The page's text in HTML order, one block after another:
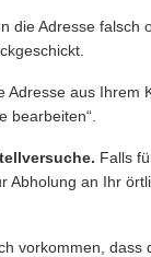
die Adresse falsch
Adresse aus
bearbeiten“.
Falls
Abholung an Ihr
vorkommen,